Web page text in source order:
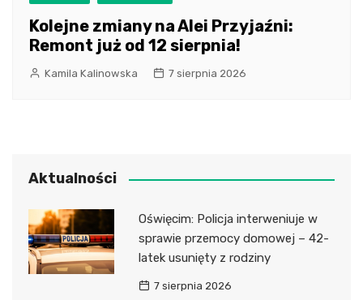
Kolejne zmiany na Alei Przyjaźni:
Remont już od 12 sierpnia!
Kamila Kalinowska 7 sierpnia 2026
Aktualności
Oświęcim: Policja interweniuje w
sprawie przemocy domowej – 42-
latek usunięty z rodziny
7 sierpnia 2026